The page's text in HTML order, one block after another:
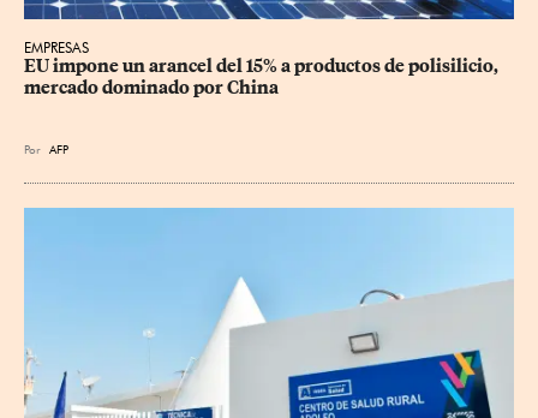
EMPRESAS
EU impone un arancel del 15% a productos de polisilicio,
mercado dominado por China
Por AFP